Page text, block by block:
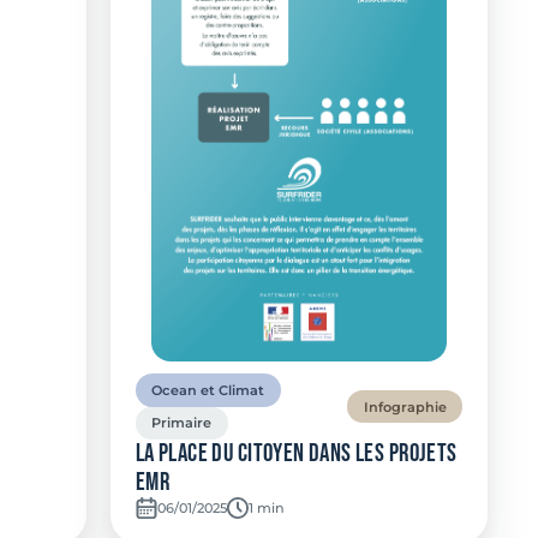
Ocean et Climat
Primaire
Infographie
La place du citoyen dans les projets
EMR
06/01/2025 Temps de lecture:
1 min